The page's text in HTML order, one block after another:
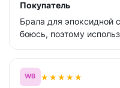
Покупатель
Брала для эпоксидной
боюсь, поэтому
WB ★★★★★